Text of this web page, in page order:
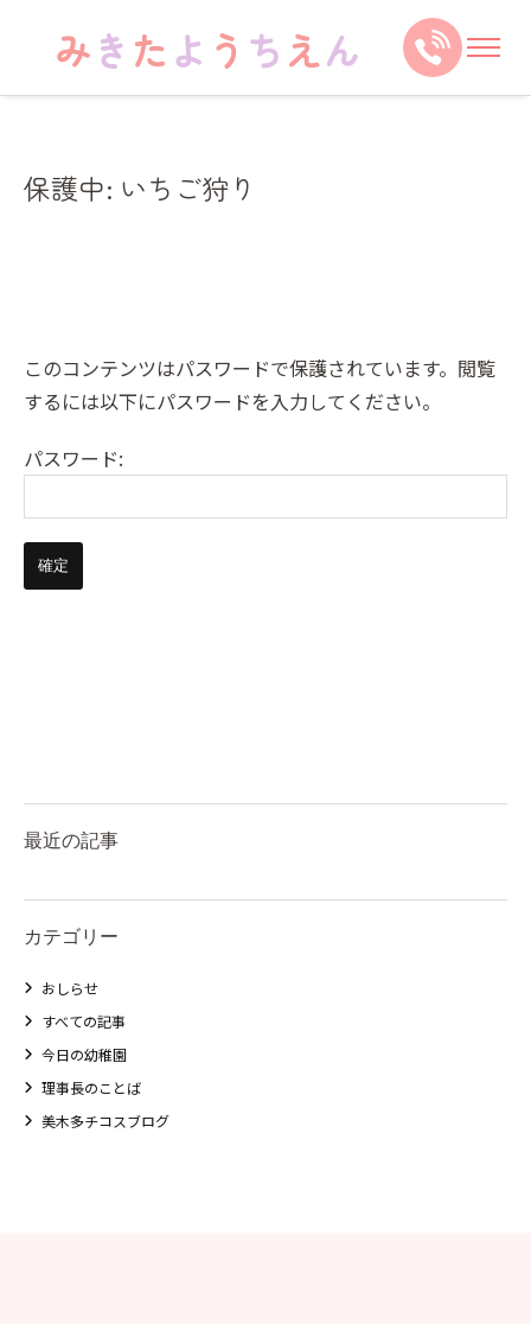
保護中: いちご狩り
このコンテンツはパスワードで保護されています。閲覧
するには以下にパスワードを入力してください。
パスワード:
最近の記事
カテゴリー
おしらせ
すべての記事
今日の幼稚園
理事長のことば
美木多チコスブログ